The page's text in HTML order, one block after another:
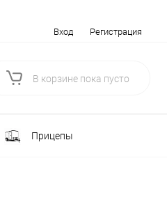
Вход Регистрация
В корзине пока пусто
Прицепы